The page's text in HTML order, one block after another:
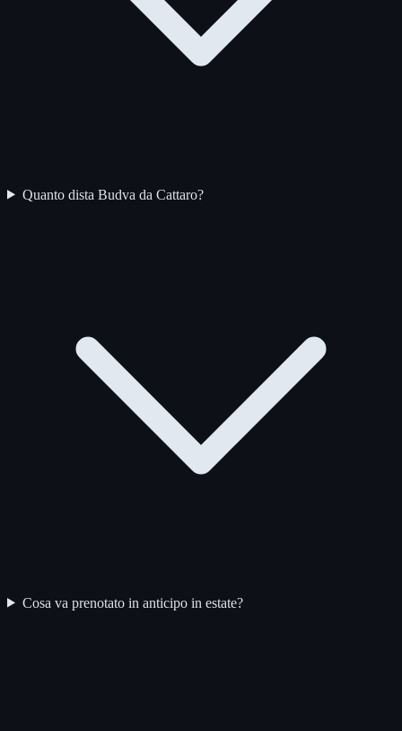
Quanto dista Budva da Cattaro?
Cosa va prenotato in anticipo in estate?